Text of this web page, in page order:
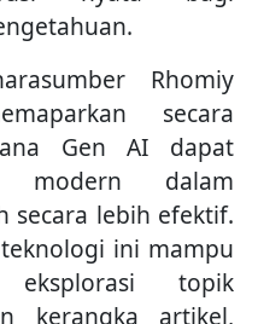
Rhomiy
secara
Gen AI dapat
modern dalam
secara lebih efektif.
ini mampu
eksplorasi topik
kerangka artikel,